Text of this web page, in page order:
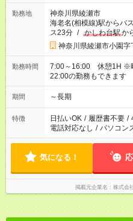
円×8時間+残業1625円＝
勤務地
神奈川県綾瀬市
海老名(相模線)駅からバ
ス23分 / かしわ台駅か
神奈川県綾瀬市小園字
勤務時間
7:00～16:00 休憩1H ※時短勤務は要
22:00の勤務もできます
期間 ～長期
特徴 日払いOK / 履歴書不要 /
電話対応なし / パソコン
気になる！
掲載元企業名 株式会